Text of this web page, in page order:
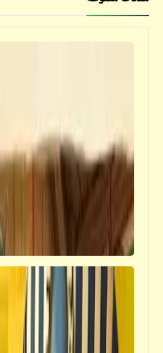
فيدراديو
من غرائب الحيوانات |
الصغار تدليلاً | أبرع